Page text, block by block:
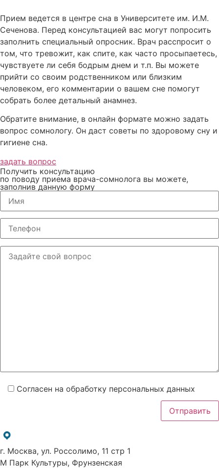
Прием ведется в центре сна в Университете им. И.М.
Сеченова. Перед консультацией вас могут попросить
заполнить специальный опросник. Врач расспросит о
том, что тревожит, как спите, как часто просыпаетесь,
чувствуете ли себя бодрым днем и т.п. Вы можете
прийти со своим родственником или близким
человеком, его комментарии о вашем сне помогут
собрать более детальный анамнез.
Обратите внимание, в онлайн формате можно задать
вопрос сомнологу. Он даст советы по здоровому сну и
гигиене сна.
задать вопрос
Получить консультацию
по поводу приема врача-сомнолога вы можете,
заполнив данную форму
Согласен на обработку персональных данных
г. Москва, ул. Россолимо, 11 стр 1
М Парк Культуры, Фрунзенская